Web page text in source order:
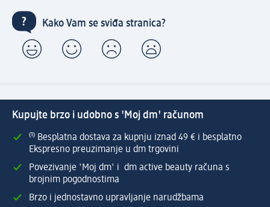
Kako Vam se sviđa stranica?
Kupujte brzo i udobno s 'Moj dm' računom
⁽¹⁾ Besplatna dostava za kupnju iznad 49 € i besplatno
Ekspresno preuzimanje u dm trgovini
Povezivanje 'Moj dm' i dm active beauty računa s
brojnim pogodnostima
Brzo i jednostavno upravljanje narudžbama